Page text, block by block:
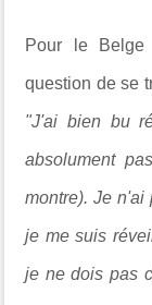
Pour le
question de se
"J'ai bien bu
absolument
montre). Je n'ai
je me suis
je ne dois pas